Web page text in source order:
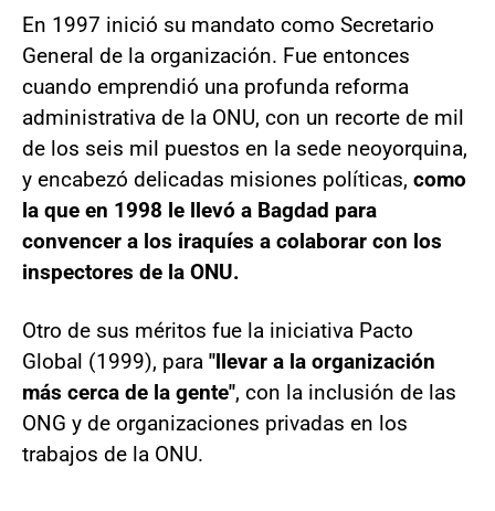
En 1997 inició su mandato como Secretario
General de la organización. Fue entonces
cuando emprendió una profunda reforma
administrativa de la ONU, con un recorte de mil
de los seis mil puestos en la sede neoyorquina,
y encabezó delicadas misiones políticas, como
la que en 1998 le llevó a Bagdad para
convencer a los iraquíes a colaborar con los
inspectores de la ONU.
Otro de sus méritos fue la iniciativa Pacto
Global (1999), para "llevar a la organización
más cerca de la gente", con la inclusión de las
ONG y de organizaciones privadas en los
trabajos de la ONU.